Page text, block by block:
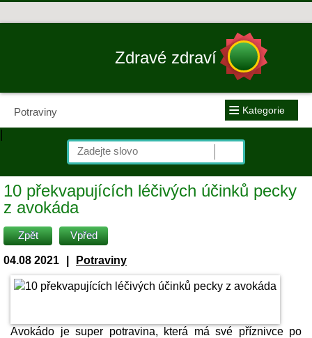
Zdravé zdraví
Potraviny ≡ Kategorie
|
10 překvapujících léčivých účinků pecky
z avokáda
Zpět Vpřed
04.08 2021 Potraviny
Avokádo je super potravina, která má své příznivce po